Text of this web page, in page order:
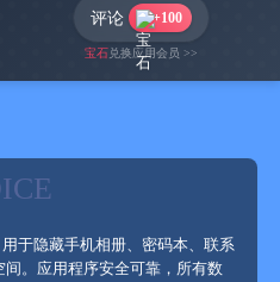
评论 +100
宝石兑换应用会员 >>
于隐藏手机相册、密码本、联系
。应用程序安全可靠，所有数